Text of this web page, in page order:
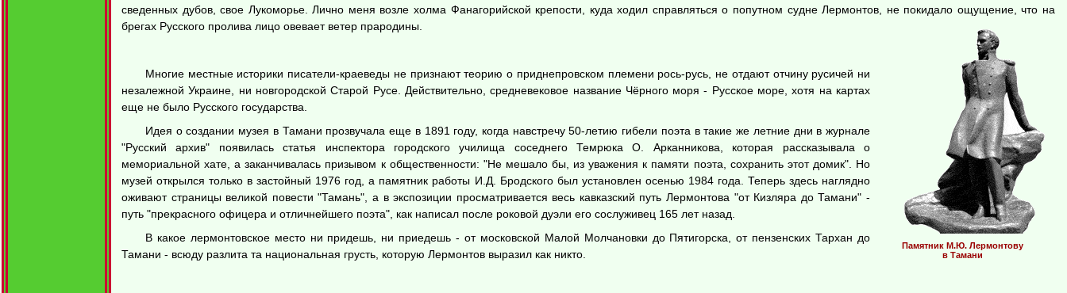
сведенных дубов, свое Лукоморье. Лично меня возле холма Фанагорийской крепости, куда ходил справляться о попутном судне Лермонтов, не покидало ощущение, что на
брегах Русского пролива лицо овевает ветер прародины.
Памятник М.Ю. Лермонтову
в Тамани
Многие местные историки писатели-краеведы не признают теорию о приднепровском племени рось-русь, не отдают отчину русичей ни
незалежной Украине, ни новгородской Старой Русе. Действительно, средневековое название Чёрного моря - Русское море, хотя на картах
еще не было Русского государства.
Идея о создании музея в Тамани прозвучала еще в 1891 году, когда навстречу 50-летию гибели поэта в такие же летние дни в журнале
"Русский архив" появилась статья инспектора городского училища соседнего Темрюка О. Арканникова, которая рассказывала о
мемориальной хате, а заканчивалась призывом к общественности: "Не мешало бы, из уважения к памяти поэта, сохранить этот домик". Но
музей открылся только в застойный 1976 год, а памятник работы И.Д. Бродского был установлен осенью 1984 года. Теперь здесь наглядно
оживают страницы великой повести "Тамань", а в экспозиции просматривается весь кавказский путь Лермонтова "от Кизляра до Тамани" -
путь "прекрасного офицера и отличнейшего поэта", как написал после роковой дуэли его сослуживец 165 лет назад.
В какое лермонтовское место ни придешь, ни приедешь - от московской Малой Молчановки до Пятигорска, от пензенских Тархан до
Тамани - всюду разлита та национальная грусть, которую Лермонтов выразил как никто.